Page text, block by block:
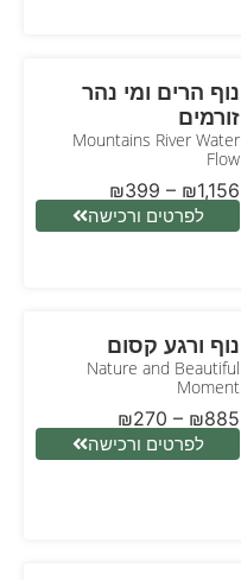
נוף הרים ומי נהר
זורמים
Mountains River Water
Flow
₪399 – ₪1,156
לפרטים ורכישה
נוף ורגע קסום
Nature and Beautiful
Moment
₪270 – ₪885
לפרטים ורכישה